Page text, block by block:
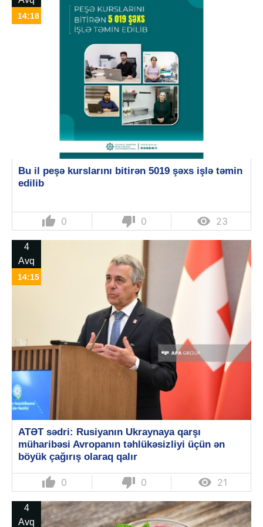
14:18
Bu il peşə kurslarını bitirən 5019 şəxs işlə təmin
edilib
thumb_up 0 thumb_down 0  23
4
Avq
14:15
ATƏT sədri: Rusiyanın Ukraynaya qarşı
müharibəsi Avropanın təhlükəsizliyi üçün ən
böyük çağırış olaraq qalır
thumb_up 0 thumb_down 0  21
4
Avq